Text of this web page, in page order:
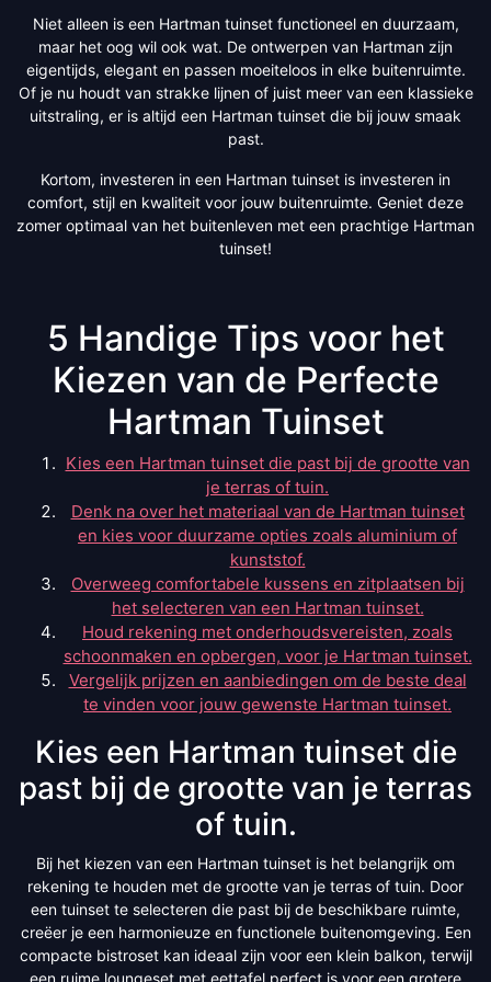
Niet alleen is een Hartman tuinset functioneel en duurzaam,
maar het oog wil ook wat. De ontwerpen van Hartman zijn
eigentijds, elegant en passen moeiteloos in elke buitenruimte.
Of je nu houdt van strakke lijnen of juist meer van een klassieke
uitstraling, er is altijd een Hartman tuinset die bij jouw smaak
past.
Kortom, investeren in een Hartman tuinset is investeren in
comfort, stijl en kwaliteit voor jouw buitenruimte. Geniet deze
zomer optimaal van het buitenleven met een prachtige Hartman
tuinset!
5 Handige Tips voor het
Kiezen van de Perfecte
Hartman Tuinset
Kies een Hartman tuinset die past bij de grootte van
je terras of tuin.
Denk na over het materiaal van de Hartman tuinset
en kies voor duurzame opties zoals aluminium of
kunststof.
Overweeg comfortabele kussens en zitplaatsen bij
het selecteren van een Hartman tuinset.
Houd rekening met onderhoudsvereisten, zoals
schoonmaken en opbergen, voor je Hartman tuinset.
Vergelijk prijzen en aanbiedingen om de beste deal
te vinden voor jouw gewenste Hartman tuinset.
Kies een Hartman tuinset die
past bij de grootte van je terras
of tuin.
Bij het kiezen van een Hartman tuinset is het belangrijk om
rekening te houden met de grootte van je terras of tuin. Door
een tuinset te selecteren die past bij de beschikbare ruimte,
creëer je een harmonieuze en functionele buitenomgeving. Een
compacte bistroset kan ideaal zijn voor een klein balkon, terwijl